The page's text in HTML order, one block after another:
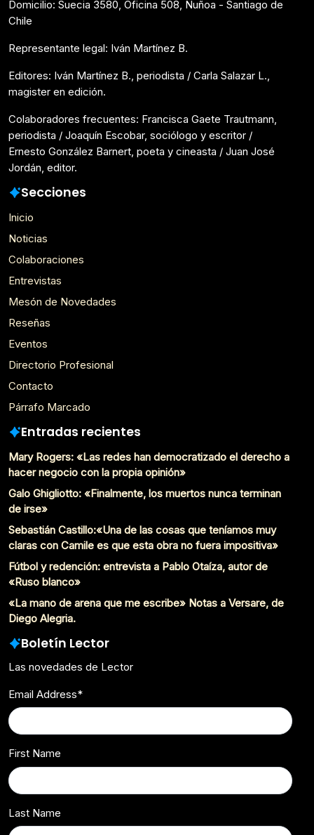
Domicilio: Suecia 3580, Oficina 508, Ñuñoa - Santiago de
Chile
Representante legal: Iván Martínez B.
Editores: Iván Martínez B., periodista / Carla Salazar L.,
magister en edición.
Colaboradores frecuentes: Francisca Gaete Trautmann,
periodista / Joaquín Escobar, sociólogo y escritor /
Ernesto González Barnert, poeta y cineasta / Juan José
Jordán, editor.
Secciones
Inicio
Noticias
Colaboraciones
Entrevistas
Mesón de Novedades
Reseñas
Eventos
Directorio Profesional
Contacto
Párrafo Marcado
Entradas recientes
Mary Rogers: «Las redes han democratizado el derecho a
hacer negocio con la propia opinión»
Galo Ghigliotto: «Finalmente, los muertos nunca terminan
de irse»
Sebastián Castillo:«Una de las cosas que teníamos muy
claras con Camile es que esta obra no fuera impositiva»
Fútbol y redención: entrevista a Pablo Otaíza, autor de
«Ruso blanco»
«La mano de arena que me escribe» Notas a Versare, de
Diego Alegria.
Boletín Lector
Las novedades de Lector
Email Address*
First Name
Last Name